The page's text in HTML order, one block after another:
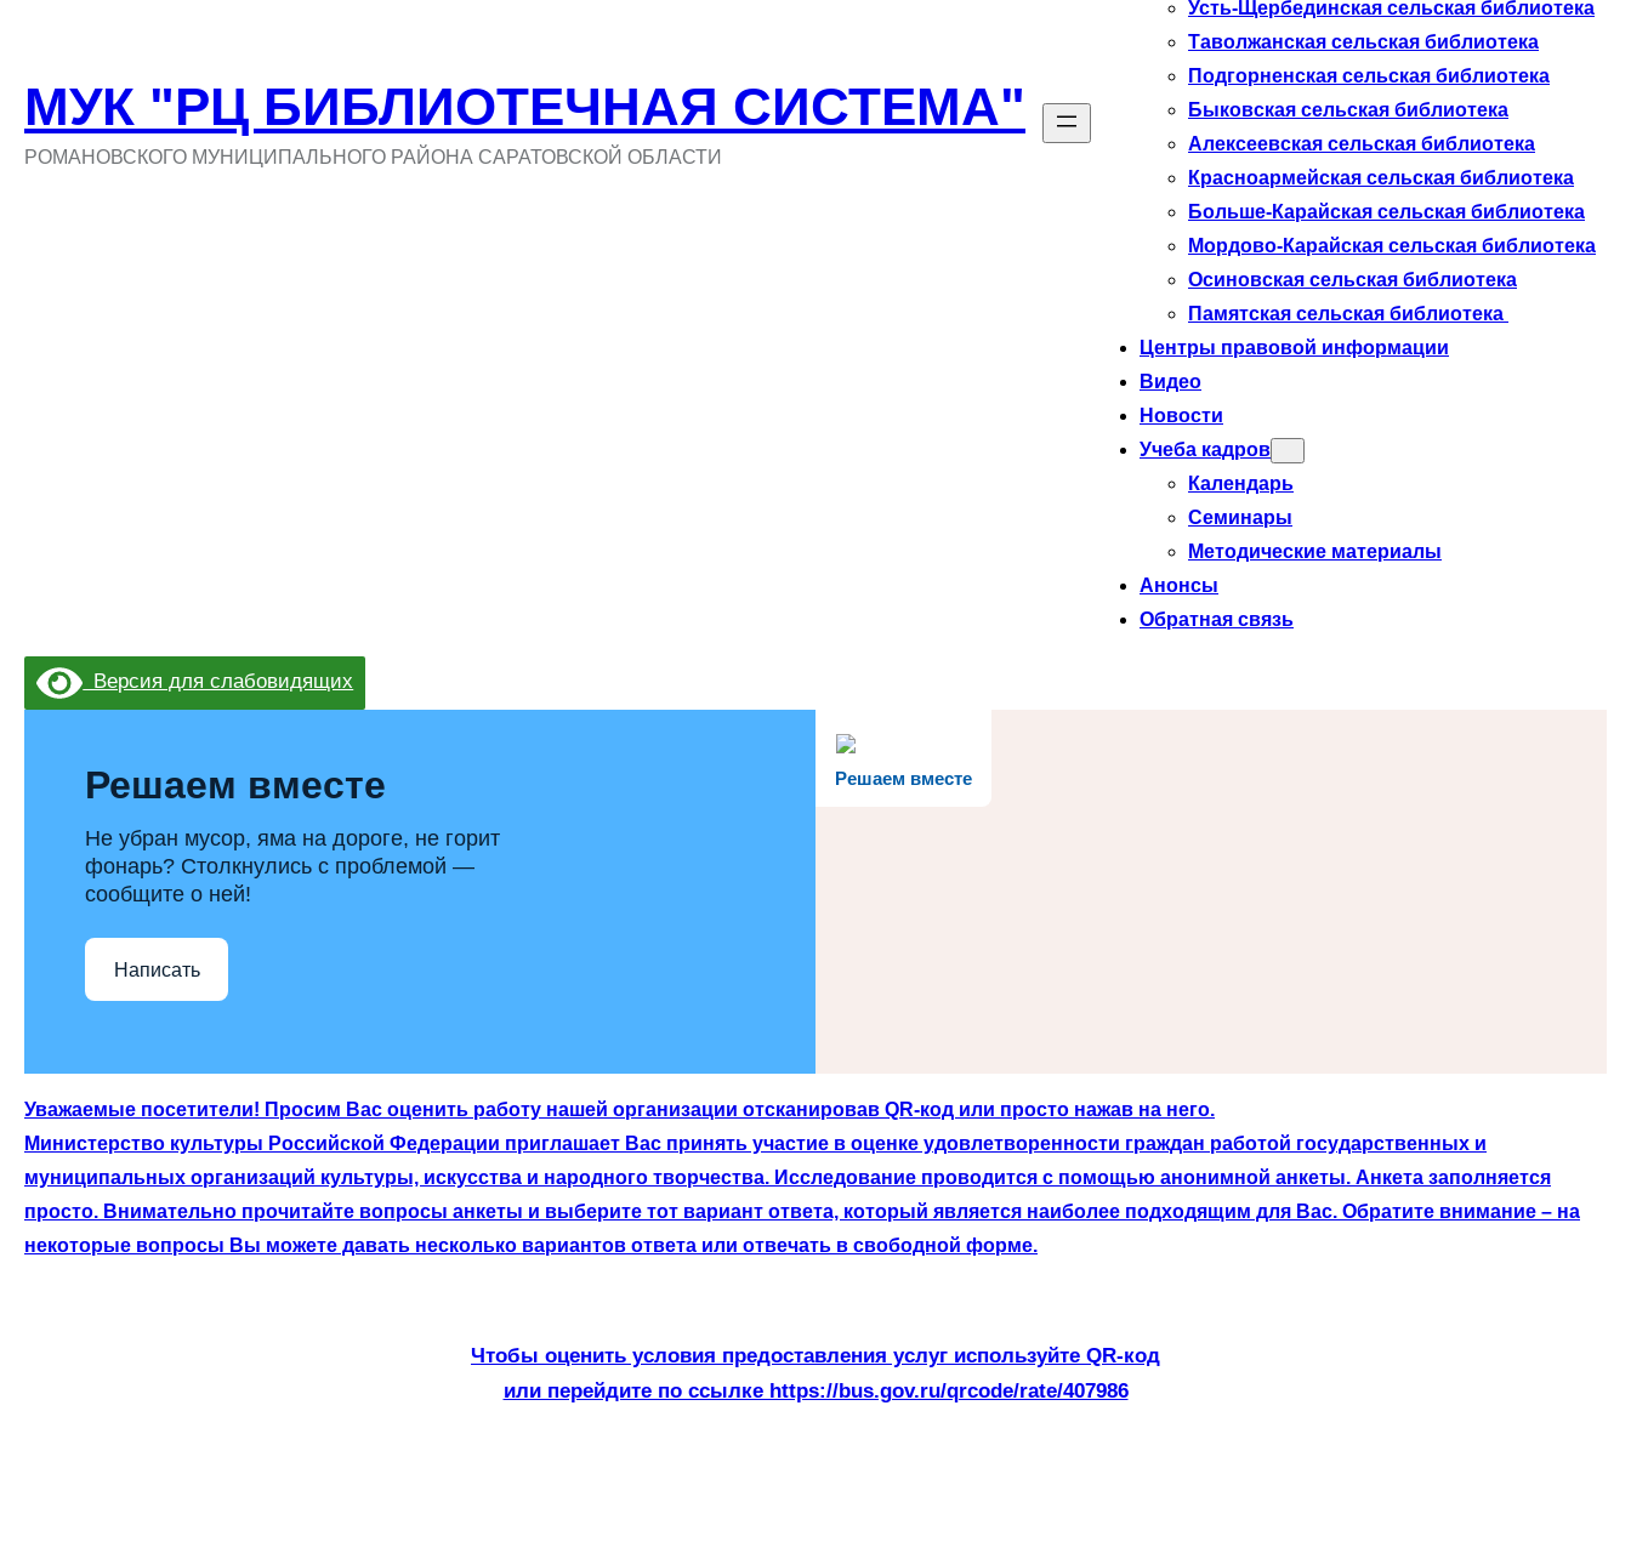
МУК "РЦ БИБЛИОТЕЧНАЯ СИСТЕМА"
РОМАНОВСКОГО МУНИЦИПАЛЬНОГО РАЙОНА САРАТОВСКОЙ ОБЛАСТИ
Усть-Щербединская сельская библиотека
Таволжанская сельская библиотека
Подгорненская сельская библиотека
Быковская сельская библиотека
Алексеевская сельская библиотека
Красноармейская сельская библиотека
Больше-Карайская сельская библиотека
Мордово-Карайская сельская библиотека
Осиновская сельская библиотека
Памятская сельская библиотека
Центры правовой информации
Видео
Новости
Учеба кадров
Календарь
Семинары
Методические материалы
Анонсы
Обратная связь
Версия для слабовидящих
Решаем вместе
Решаем вместе
Не убран мусор, яма на дороге, не горит
фонарь? Столкнулись с проблемой —
сообщите о ней!
Написать
Уважаемые посетители! Просим Вас оценить работу нашей организации отсканировав QR-код или просто нажав на него.
Министерство культуры Российской Федерации приглашает Вас принять участие в оценке удовлетворенности граждан работой государственных и
муниципальных организаций культуры, искусства и народного творчества. Исследование проводится с помощью анонимной анкеты. Анкета заполняется
просто. Внимательно прочитайте вопросы анкеты и выберите тот вариант ответа, который является наиболее подходящим для Вас. Обратите внимание – на
некоторые вопросы Вы можете давать несколько вариантов ответа или отвечать в свободной форме.
Чтобы оценить условия предоставления услуг используйте QR-код
или перейдите по ссылке https://bus.gov.ru/qrcode/rate/407986